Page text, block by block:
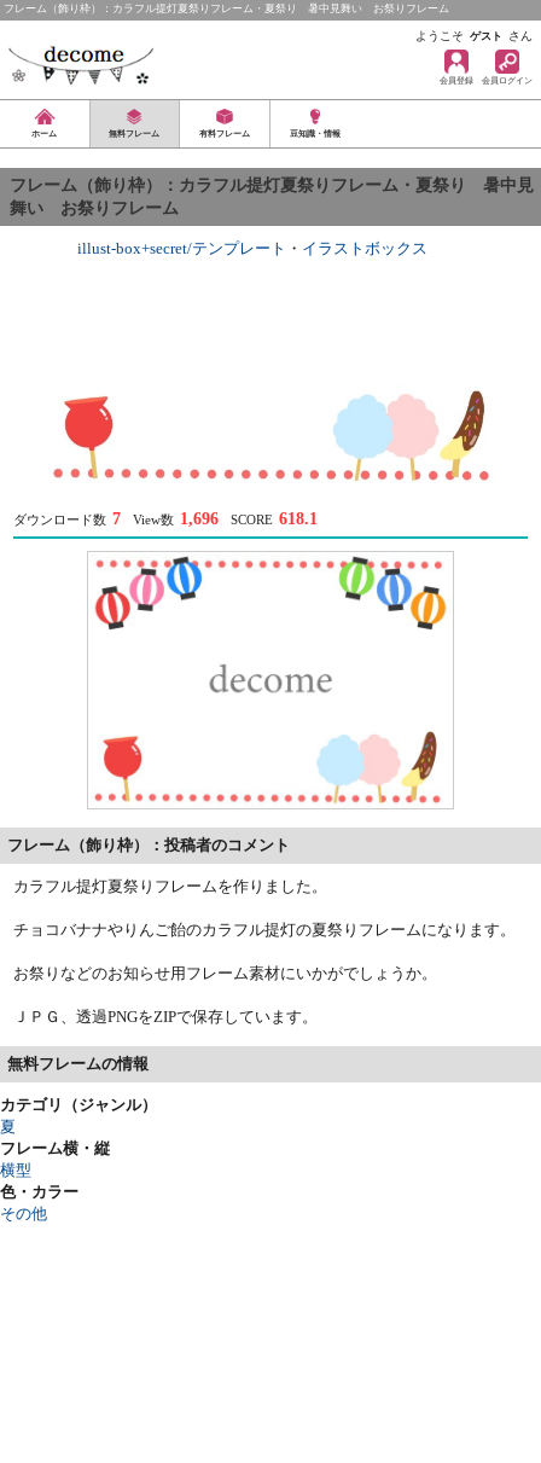
フレーム（飾り枠）：カラフル提灯夏祭りフレーム・夏祭り 暑中見舞い お祭りフレーム
ようこそ ゲスト さん
会員登録 会員ログイン
ホーム 無料フレーム 有料フレーム 豆知識・情報
フレーム（飾り枠）：カラフル提灯夏祭りフレーム・夏祭り 暑中見
舞い お祭りフレーム
illust-box+secret/テンプレート ・ イラストボックス
ダウンロード数 7 View数 1,696 SCORE 618.1
フレーム（飾り枠）：投稿者のコメント
カラフル提灯夏祭りフレームを作りました。
チョコバナナやりんご飴のカラフル提灯の夏祭りフレームになります。
お祭りなどのお知らせ用フレーム素材にいかがでしょうか。
ＪＰＧ、透過PNGをZIPで保存しています。
無料フレームの情報
カテゴリ（ジャンル）
夏
フレーム横・縦
横型
色・カラー
その他